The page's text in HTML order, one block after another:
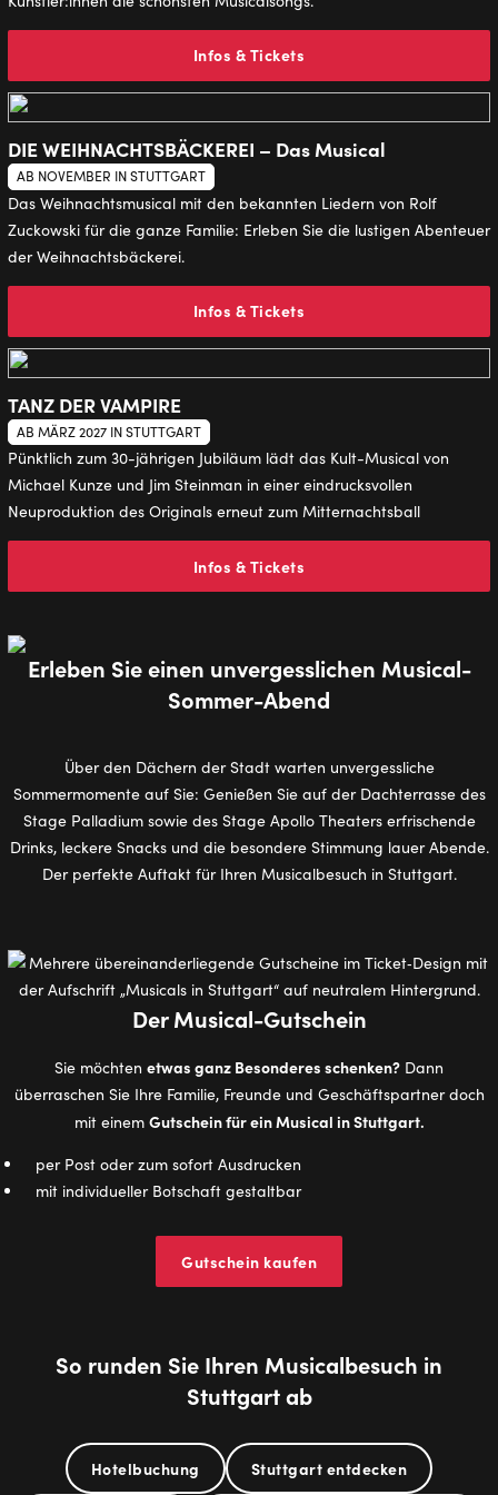
Infos & Tickets
DIE WEIHNACHTSBÄCKEREI – Das Musical
AB NOVEMBER IN STUTTGART
Das Weihnachtsmusical mit den bekannten Liedern von Rolf
Zuckowski für die ganze Familie: Erleben Sie die lustigen Abenteuer
der Weihnachtsbäckerei.
Infos & Tickets
TANZ DER VAMPIRE
AB MÄRZ 2027 IN STUTTGART
Pünktlich zum 30-jährigen Jubiläum lädt das Kult-Musical von
Michael Kunze und Jim Steinman in einer eindrucksvollen
Neuproduktion des Originals erneut zum Mitternachtsball
Infos & Tickets
Erleben Sie einen unvergesslichen Musical-
Sommer-Abend
Über den Dächern der Stadt warten unvergessliche
Sommermomente auf Sie: Genießen Sie auf der Dachterrasse des
Stage Palladium sowie des Stage Apollo Theaters erfrischende
Drinks, leckere Snacks und die besondere Stimmung lauer Abende.
Der perfekte Auftakt für Ihren Musicalbesuch in Stuttgart.
Der Musical-Gutschein
Sie möchten etwas ganz Besonderes schenken? Dann
überraschen Sie Ihre Familie, Freunde und Geschäftspartner doch
mit einem Gutschein für ein Musical in Stuttgart.
per Post oder zum sofort Ausdrucken
mit individueller Botschaft gestaltbar
Gutschein kaufen
So runden Sie Ihren Musicalbesuch in
Stuttgart ab
Hotelbuchung Stuttgart entdecken